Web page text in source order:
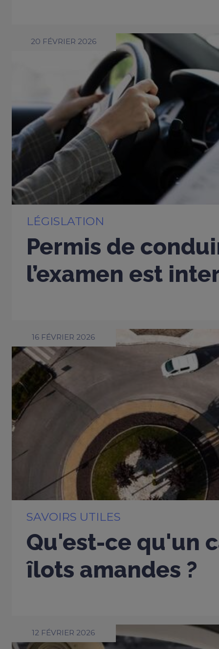
20 FÉVRIER 2026
LÉGISLATION
Permis de
l’examen est
16 FÉVRIER 2026
SAVOIRS UTILES
Qu'est-ce qu'un
îlots amandes ?
12 FÉVRIER 2026